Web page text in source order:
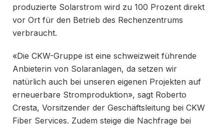
produzierte Solarstrom wird zu 100 Prozent direkt
vor Ort für den Betrieb des Rechenzentrums
verbraucht.
«Die CKW-Gruppe ist eine schweizweit führende
Anbieterin von Solaranlagen, da setzen wir
natürlich auch bei unseren eigenen Projekten auf
erneuerbare Stromproduktion», sagt Roberto
Cresta, Vorsitzender der Geschäftsleitung bei CKW
Fiber Services. Zudem steige die Nachfrage bei